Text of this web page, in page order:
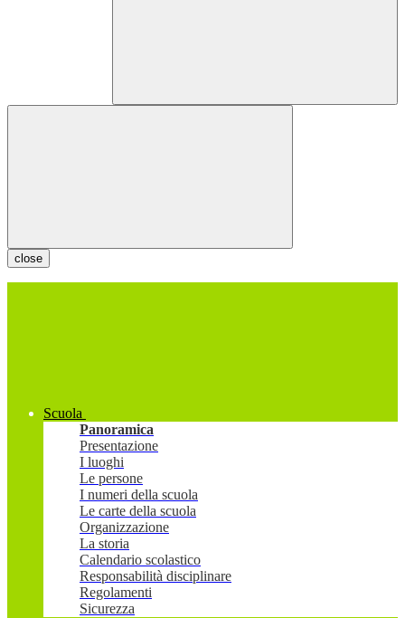
close
Scuola
Panoramica
Presentazione
I luoghi
Le persone
I numeri della scuola
Le carte della scuola
Organizzazione
La storia
Calendario scolastico
Responsabilità disciplinare
Regolamenti
Sicurezza